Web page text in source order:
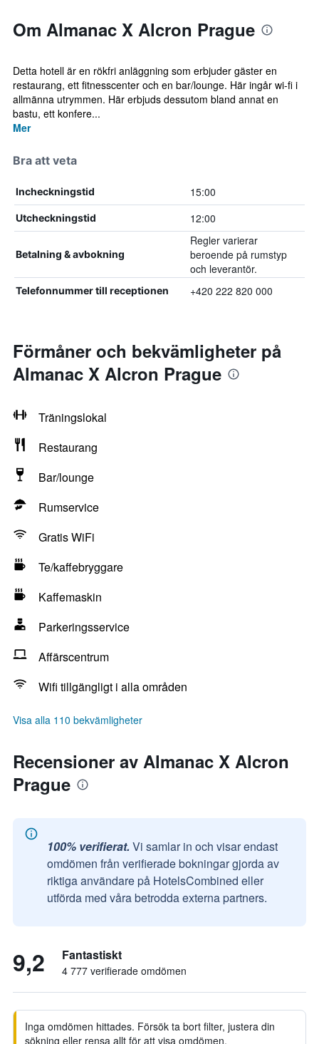
Om Almanac X Alcron Prague
Detta hotell är en rökfri anläggning som erbjuder gäster en
restaurang, ett fitnesscenter och en bar/lounge. Här ingår wi-fi i
allmänna utrymmen. Här erbjuds dessutom bland annat en
bastu, ett konfere...
Mer
Bra att veta
Incheckningstid 15:00
Utcheckningstid 12:00
Betalning & avbokning
Regler varierar
beroende på rumstyp
och leverantör.
Telefonnummer till receptionen +420 222 820 000
Förmåner och bekvämligheter på
Almanac X Alcron Prague
Träningslokal
Restaurang
Bar/lounge
Rumservice
Gratis WiFi
Te/kaffebryggare
Kaffemaskin
Parkeringsservice
Affärscentrum
Wifi tillgängligt i alla områden
Visa alla 110 bekvämligheter
Recensioner av Almanac X Alcron
Prague
100% verifierat. Vi samlar in och visar endast
omdömen från verifierade bokningar gjorda av
riktiga användare på HotelsCombined eller
utförda med våra betrodda externa partners.
9,2 Fantastiskt
4 777 verifierade omdömen
Inga omdömen hittades. Försök ta bort filter, justera din
sökning eller rensa allt för att visa omdömen.